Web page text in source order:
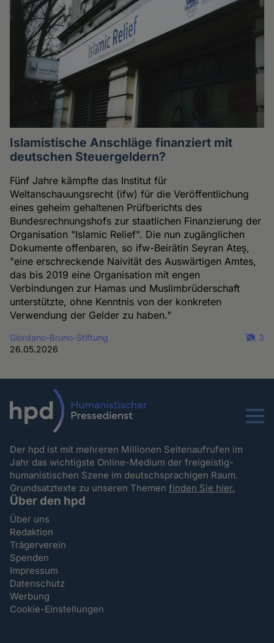
Islamistische Anschläge finanziert mit
deutschen Steuergeldern?
Fünf Jahre kämpfte das Institut für
Weltanschauungsrecht (ifw) für die Veröffentlichung
eines geheim gehaltenen Prüfberichts des
Bundesrechnungshofs zur staatlichen Finanzierung der
Organisation "Islamic Relief". Die nun zugänglichen
Dokumente offenbaren, so ifw-Beirätin Seyran Ateş,
"eine erschreckende Naivität des Auswärtigen Amtes,
das bis 2019 eine Organisation mit engen
Verbindungen zur Hamas und Muslimbrüderschaft
unterstützte, ohne Kenntnis von der konkreten
Verwendung der Gelder zu haben."
Giordano-Bruno-Stiftung
26.05.2026
3
Menu
Der hpd ist mit mehreren Millionen Seitenaufrufen im
Jahr das wichtigste Online-Medium der freigeistig-
humanistischen Szene im deutschsprachigen Raum.
Grundsatztexte zu unseren Themenfinden Sie hier.
Über den hpd
Über uns
Redaktion
Trägerverein
Spenden
Impressum
Datenschutz
Werbung
Cookie-Einstellungen